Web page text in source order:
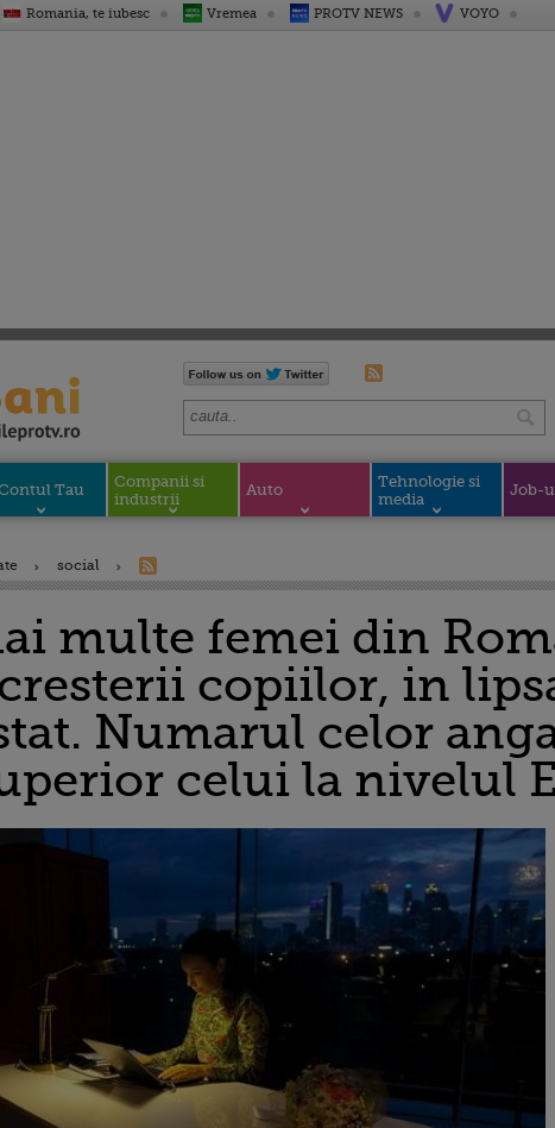
Romania, te iubesc Vremea PROTV NEWS VOYO
Tau
Companii si
industrii
Auto
Tehnologie si
media
Job-
social
multe femei din
copiilor, in
Numarul celor
celui la nivelul